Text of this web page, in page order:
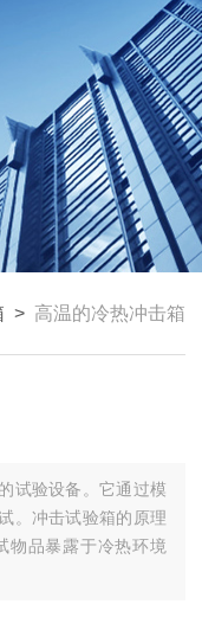
> 高温的冷热冲击箱
试验设备。它通过模
。冲击试验箱的原理
物品暴露于冷热环境